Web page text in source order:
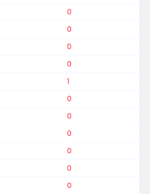
0
0
0
0
1
0
0
0
0
0
0